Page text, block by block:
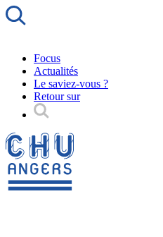
Focus
Actualités
Le saviez-vous ?
Retour sur